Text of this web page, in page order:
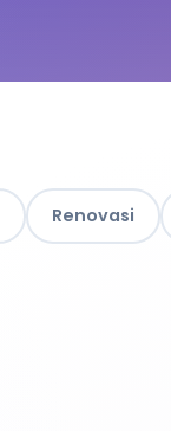
Renovasi